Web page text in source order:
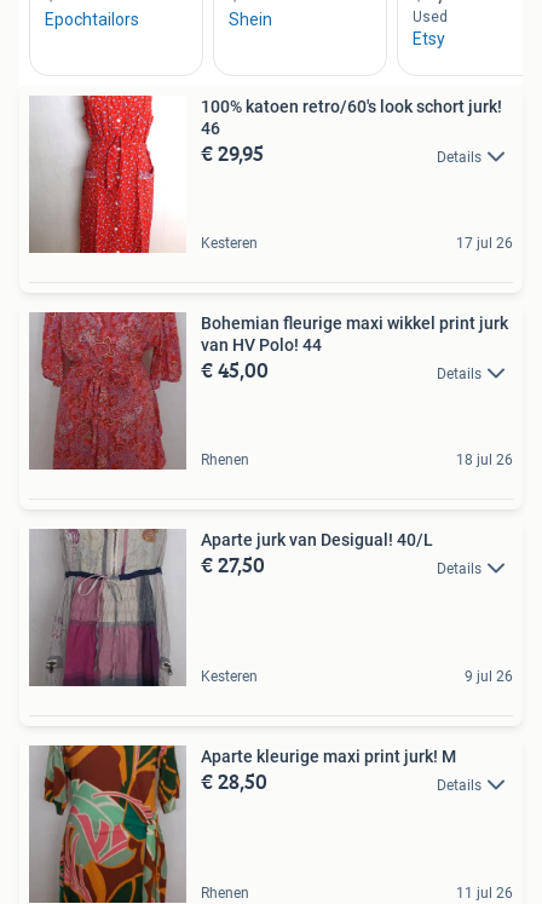
100% katoen retro/60's look schort jurk!
46
€ 29,95 Details
Kesteren 17 jul 26
Bohemian fleurige maxi wikkel print jurk
van HV Polo! 44
€ 45,00 Details
Rhenen 18 jul 26
Aparte jurk van Desigual! 40/L
€ 27,50 Details
Kesteren 9 jul 26
Aparte kleurige maxi print jurk! M
€ 28,50 Details
Rhenen 11 jul 26